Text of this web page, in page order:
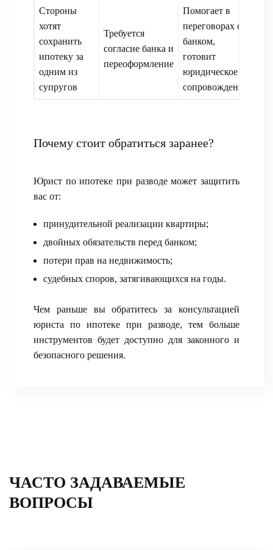
Стороны
хотят
сохранить
ипотеку за
одним из
супругов
Требуется
согласие банка и
переоформление
Помогает в
переговорах с
банком,
готовит
юридическое
сопровождение
Почему стоит обратиться заранее?
Юрист по ипотеке при разводе может защитить
вас от:
принудительной реализации квартиры;
двойных обязательств перед банком;
потери прав на недвижимость;
судебных споров, затягивающихся на годы.
Чем раньше вы обратитесь за консультацией
юриста по ипотеке при разводе, тем больше
инструментов будет доступно для законного и
безопасного решения.
ЧАСТО ЗАДАВАЕМЫЕ
ВОПРОСЫ